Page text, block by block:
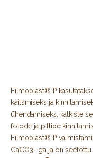
Filmoplast® P
kaitsmiseks ja
ühendamiseks, katkiste
fotode ja piltide
Filmoplast® P
CaCO3 -ga ja on